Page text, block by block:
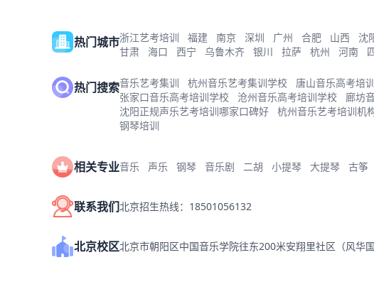
热门城市浙江艺考培训 福建 南京 深圳 广州 合肥 山西 沈
甘肃
海口 西宁 乌鲁木齐 银川 拉萨 杭州 河南
热门搜索音乐艺考集训 杭州音乐艺考集训学校 唐山音乐高考培
张家口音乐高考培训学校
沧州音乐高考培训学校 廊坊
沈阳正规声乐艺考培训哪家口碑好
杭州音乐艺考培训机
钢琴培训
相关专业音乐 声乐 钢琴 音乐剧 二胡 小提琴 大提琴 古筝
联系我们北京招生热线：18501056132
北京校区北京市朝阳区中国音乐学院往东200米安翔里社区（风华国